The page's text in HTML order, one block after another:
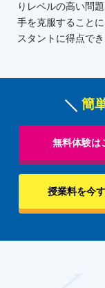
りレベルの高い問
手を克服すること
スタントに得点で
簡
無料体験は
授業料を今